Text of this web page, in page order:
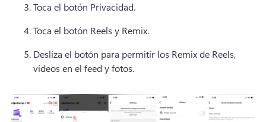
Toca el botón Privacidad.
Toca el botón Reels y Remix.
Desliza el botón para permitir los Remix de Reels,
vídeos en el feed y fotos.